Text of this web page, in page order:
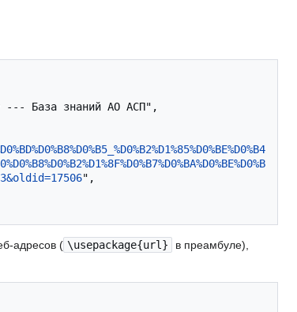
",
адресов ( \usepackage{url}
в преамбуле),